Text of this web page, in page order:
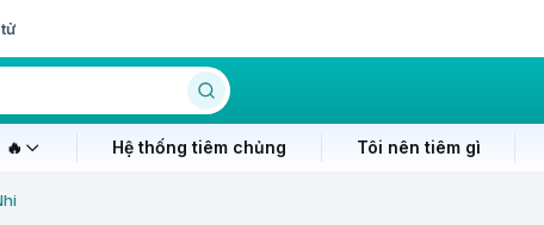
Hệ thống tiêm chủng Tôi nên tiêm gì